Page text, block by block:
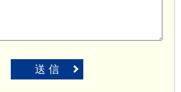
送 信